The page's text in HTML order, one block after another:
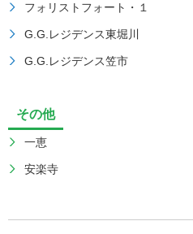
フォリストフォート・１
G.G.レジデンス東堀川
G.G.レジデンス笠市
その他
一恵
安楽寺